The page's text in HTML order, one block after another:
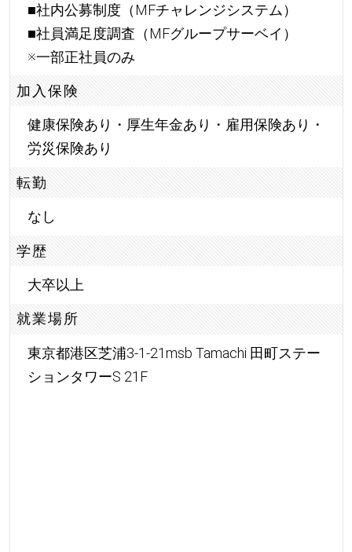
■社内公募制度（MFチャレンジシステム）
■社員満足度調査（MFグループサーベイ）
※一部正社員のみ
加入保険
健康保険あり・厚生年金あり・雇用保険あり・
労災保険あり
転勤
なし
学歴
大卒以上
就業場所
東京都港区芝浦3-1-21msb Tamachi 田町ステー
ションタワーS 21F